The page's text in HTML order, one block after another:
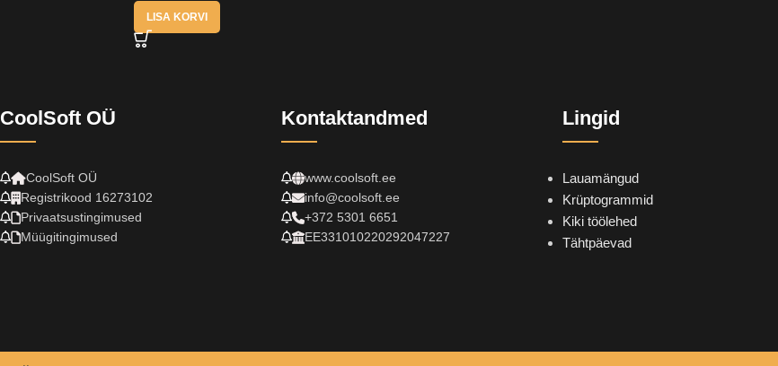
LISA KORVI
CoolSoft OÜ
CoolSoft OÜ
Registrikood 16273102
Privaatsustingimused
Müügitingimused
Kontaktandmed
www.coolsoft.ee
info@coolsoft.ee
+372 5301 6651
EE331010220292047227
Lingid
Lauamängud
Krüptogrammid
Kiki töölehed
Tähtpäevad